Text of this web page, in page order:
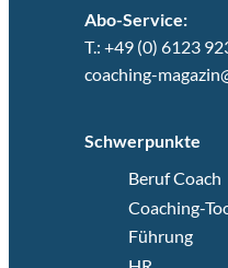
Abo-Service:
T.: +49 (0) 6123
coaching-
Schwerpunkte
Beruf Coach
Coaching-
Führung